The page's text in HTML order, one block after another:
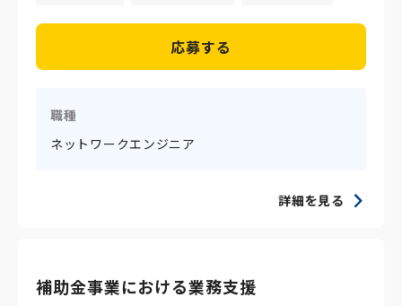
応募する
職種
ネットワークエンジニア
詳細を見る
補助金事業における業務支援